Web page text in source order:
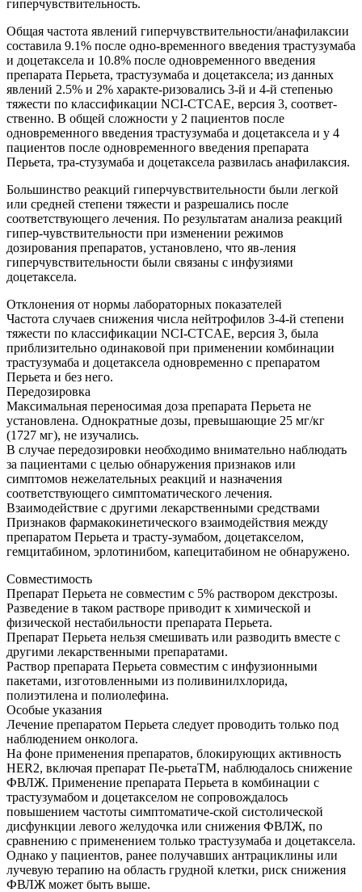
гиперчувствительность.
Общая частота явлений гиперчувствительности/анафилаксии
составила 9.1% после одно-временного введения трастузумаба
и доцетаксела и 10.8% после одновременного введения
препарата Перьета, трастузумаба и доцетаксела; из данных
явлений 2.5% и 2% характе-ризовались 3-й и 4-й степенью
тяжести по классификации NCI-CTCAE, версия 3, соответ-
ственно. В общей сложности у 2 пациентов после
одновременного введения трастузумаба и доцетаксела и у 4
пациентов после одновременного введения препарата
Перьета, тра-стузумаба и доцетаксела развилась анафилаксия.
Большинство реакций гиперчувствительности были легкой
или средней степени тяжести и разрешались после
соответствующего лечения. По результатам анализа реакций
гипер-чувствительности при изменении режимов
дозирования препаратов, установлено, что яв-ления
гиперчувствительности были связаны с инфузиями
доцетаксела.
Отклонения от нормы лабораторных показателей
Частота случаев снижения числа нейтрофилов 3-4-й степени
тяжести по классификации NCI-CTCAE, версия 3, была
приблизительно одинаковой при применении комбинации
трастузумаба и доцетаксела одновременно с препаратом
Перьета и без него.
Передозировка
Максимальная переносимая доза препарата Перьета не
установлена. Однократные дозы, превышающие 25 мг/кг
(1727 мг), не изучались.
В случае передозировки необходимо внимательно наблюдать
за пациентами с целью обнаружения признаков или
симптомов нежелательных реакций и назначения
соответствующего симптоматического лечения.
Взаимодействие с другими лекарственными средствами
Признаков фармакокинетического взаимодействия между
препаратом Перьета и трасту-зумабом, доцетакселом,
гемцитабином, эрлотинибом, капецитабином не обнаружено.
Совместимость
Препарат Перьета не совместим с 5% раствором декстрозы.
Разведение в таком растворе приводит к химической и
физической нестабильности препарата Перьета.
Препарат Перьета нельзя смешивать или разводить вместе с
другими лекарственными препаратами.
Раствор препарата Перьета совместим с инфузионными
пакетами, изготовленными из поливинилхлорида,
полиэтилена и полиолефина.
Особые указания
Лечение препаратом Перьета следует проводить только под
наблюдением онколога.
На фоне применения препаратов, блокирующих активность
HER2, включая препарат Пе-рьетаТМ, наблюдалось снижение
ФВЛЖ. Применение препарата Перьета в комбинации с
трастузумабом и доцетакселом не сопровождалось
повышением частоты симптоматиче-ской систолической
дисфункции левого желудочка или снижения ФВЛЖ, по
сравнению c применением только трастузумаба и доцетаксела.
Однако у пациентов, ранее получавших антрациклины или
лучевую терапию на область грудной клетки, риск снижения
ФВЛЖ может быть выше.